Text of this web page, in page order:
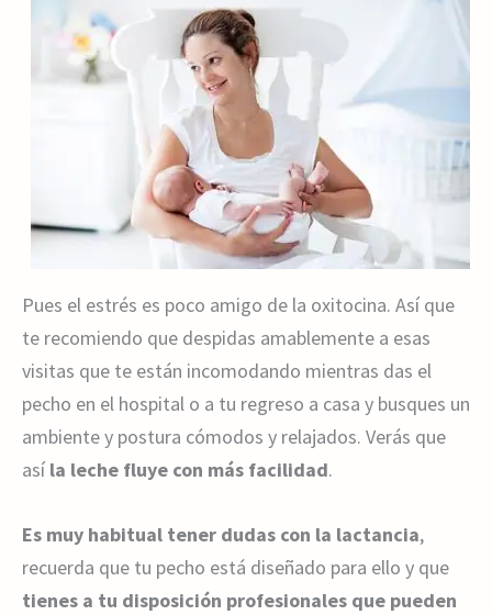
Pues el estrés es poco amigo de la oxitocina. Así que
te recomiendo que despidas amablemente a esas
visitas que te están incomodando mientras das el
pecho en el hospital o a tu regreso a casa y busques un
ambiente y postura cómodos y relajados. Verás que
así la leche fluye con más facilidad.
Es muy habitual tener dudas con la lactancia,
recuerda que tu pecho está diseñado para ello y que
tienes a tu disposición profesionales que pueden